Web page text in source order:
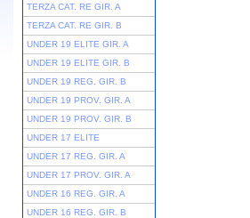
TERZA CAT. RE GIR. A
TERZA CAT. RE GIR. B
UNDER 19 ELITE GIR. A
UNDER 19 ELITE GIR. B
UNDER 19 REG. GIR. B
UNDER 19 PROV. GIR. A
UNDER 19 PROV. GIR. B
UNDER 17 ELITE
UNDER 17 REG. GIR. A
UNDER 17 PROV. GIR. A
UNDER 16 REG. GIR. A
UNDER 16 REG. GIR. B